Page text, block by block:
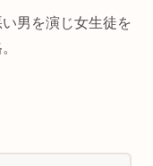
男を演じ女生徒を